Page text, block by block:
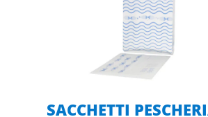
SACCHETTI